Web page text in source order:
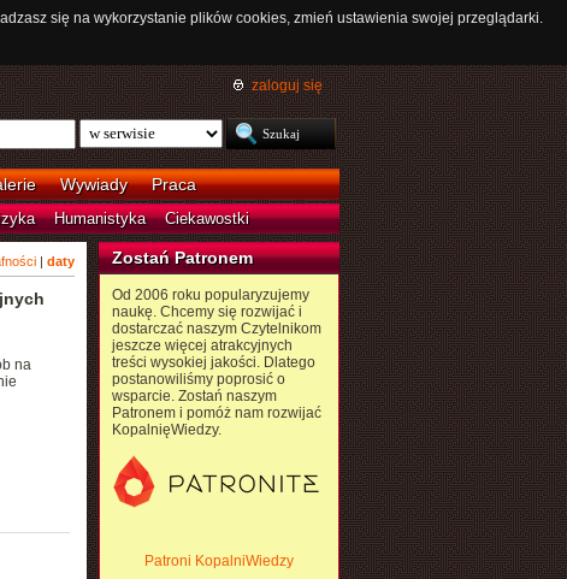
się na wykorzystanie plików cookies, zmień ustawienia swojej przeglądarki.
zaloguj się
Wywiady Praca
Humanistyka Ciekawostki
| daty
na
Zostań Patronem
Od 2006 roku popularyzujemy
naukę. Chcemy się rozwijać i
dostarczać naszym Czytelnikom
jeszcze więcej atrakcyjnych
treści wysokiej jakości. Dlatego
postanowiliśmy poprosić o
wsparcie. Zostań naszym
Patronem i pomóż nam rozwijać
KopalnięWiedzy.
Patroni KopalniWiedzy